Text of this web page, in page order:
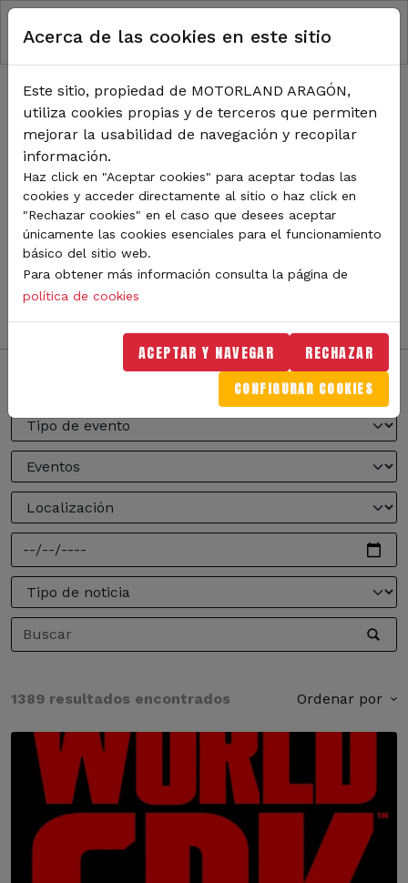
Pasar al contenido principal
RUTA DE NAVEGACIÓN
Inicio Noticias
TODA LA ACTUALIDAD DE
MOTORLAND
Sigue de cerca todas las novedades de MotorLand
Aragón. Aquí encontrarás noticias sobre eventos,
competiciones, pilotos, novedades del circuito y
mucho más. Filtra por categoría o tipo de contenido y
no te pierdas nada del mundo del motor.
1389 resultados encontrados Ordenar por
Acerca de las cookies en este sitio
Este sitio, propiedad de MOTORLAND ARAGÓN,
utiliza cookies propias y de terceros que permiten
mejorar la usabilidad de navegación y recopilar
información.
Haz click en "Aceptar cookies" para aceptar todas las
cookies y acceder directamente al sitio o haz click en
"Rechazar cookies" en el caso que desees aceptar
únicamente las cookies esenciales para el funcionamiento
básico del sitio web.
Para obtener más información consulta la página de
política de cookies
ACEPTAR Y NAVEGAR RECHAZAR
CONFIGURAR COOKIES